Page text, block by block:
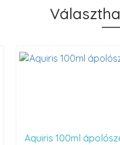
Aquiris 100ml ápolószer